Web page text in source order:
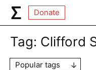
Donate
Tag: Clifford
Popular tags